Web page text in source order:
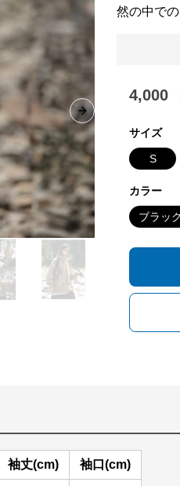
Next slide
然の中で
4,000
サイズ
S
カラー
ブラック
袖丈(cm) 袖口(cm)